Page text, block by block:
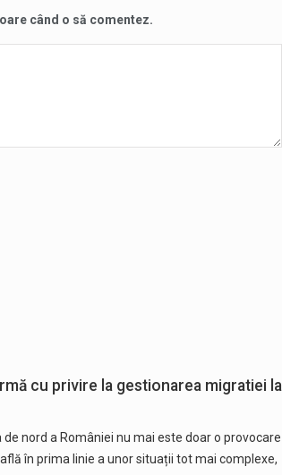
când o să comentez.
cu privire la gestionarea migratiei la
nord a României nu mai este doar o provocare
în prima linie a unor situații tot mai complexe,